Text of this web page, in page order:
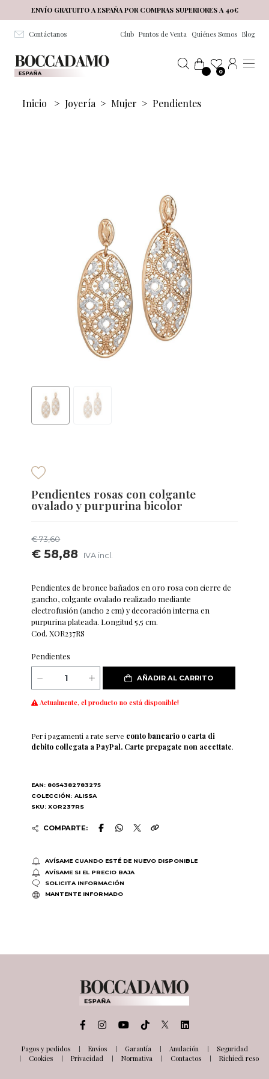
Salta al contenuto principale
ENVÍO GRATUITO A ESPAÑA POR COMPRAS SUPERIORES A 40€
Contáctanos Club Puntos de Venta Quiénes Somos Blog
0
Inicio > Joyería > Mujer > Pendientes
Pendientes rosas con colgante
ovalado y purpurina bicolor
€ 73,60
€ 58,88 IVA incl.
Pendientes de bronce bañados en oro rosa con cierre de
gancho, colgante ovalado realizado mediante
electrofusión (ancho 2 cm) y decoración interna en
purpurina plateada. Longitud 5,5 cm.
Cod. XOR237RS
Pendientes
AÑADIR AL CARRITO
Actualmente, el producto no está disponible!
Per i pagamenti a rate serve conto bancario o carta di
debito collegata a PayPal. Carte prepagate non accettate.
EAN: 8054382783275
COLECCIÓN: ALISSA
SKU: XOR237RS
COMPARTE:
AVÍSAME CUANDO ESTÉ DE NUEVO DISPONIBLE
AVÍSAME SI EL PRECIO BAJA
SOLICITA INFORMACIÓN
MANTENTE INFORMADO
Pagos y pedidos Envíos Garantía Anulación
Seguridad
Cookies
Privacidad Normativa Contactos Richiedi reso